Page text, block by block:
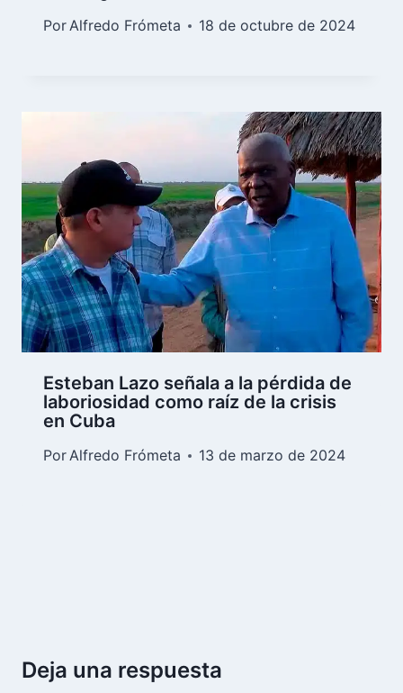
PorAlfredo Frómeta 18 de octubre de 2024
Esteban Lazo señala a la pérdida de
laboriosidad como raíz de la crisis
en Cuba
PorAlfredo Frómeta 13 de marzo de 2024
Deja una respuesta